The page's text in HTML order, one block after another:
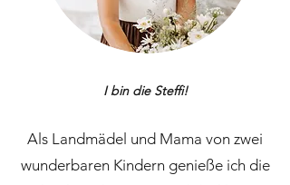
I bin die Steffi!
Als Landmädel und Mama von zwei
wunderbaren Kindern genieße ich die